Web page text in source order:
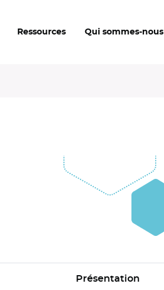
Ressources Qui sommes-nous
Présentation